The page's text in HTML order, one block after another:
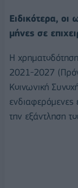
Ειδικότερα, οι
μήνες σε
Η
2021-2027
Κοινωνική
ενδιαφερόμενες
την εξάντληση